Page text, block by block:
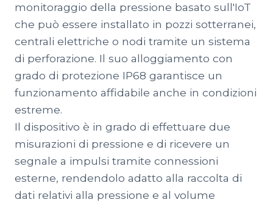
monitoraggio della pressione basato sull'IoT
che può essere installato in pozzi sotterranei,
centrali elettriche o nodi tramite un sistema
di perforazione. Il suo alloggiamento con
grado di protezione IP68 garantisce un
funzionamento affidabile anche in condizioni
estreme.
Il dispositivo è in grado di effettuare due
misurazioni di pressione e di ricevere un
segnale a impulsi tramite connessioni
esterne, rendendolo adatto alla raccolta di
dati relativi alla pressione e al volume